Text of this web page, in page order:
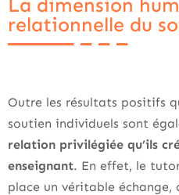
La dimension
relationnelle du
Outre les résultats positifs
soutien individuels sont
relation privilégiée qu’ils
enseignant. En effet, le
place un véritable échange,